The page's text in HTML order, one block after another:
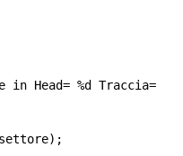
Head= %d Traccia=